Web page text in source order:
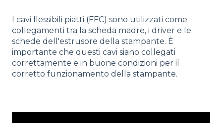
I cavi flessibili piatti (FFC) sono utilizzati come
collegamenti tra la scheda madre, i driver e le
schede dell'estrusore della stampante. È
importante che questi cavi siano collegati
correttamente e in buone condizioni per il
corretto funzionamento della stampante.